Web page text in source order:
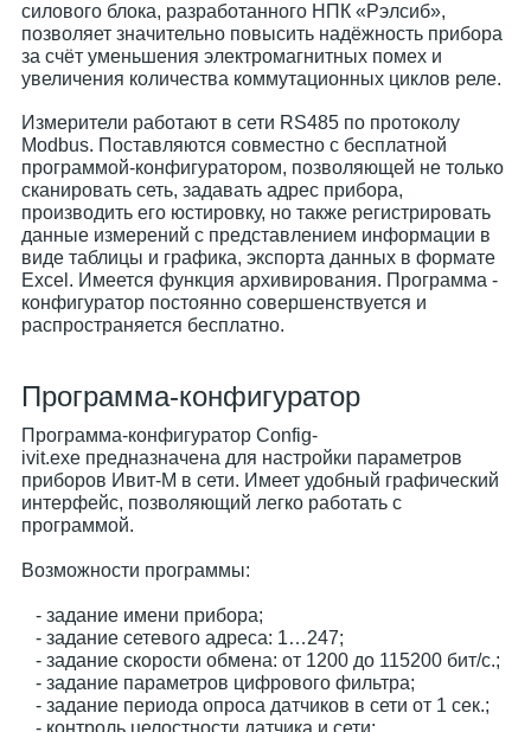
силового блока, разработанного НПК «Рэлсиб»,
позволяет значительно повысить надёжность прибора
за счёт уменьшения электромагнитных помех и
увеличения количества коммутационных циклов реле.
Измерители работают в сети RS485 по протоколу
Modbus. Поставляются совместно с бесплатной
программой-конфигуратором, позволяющей не только
сканировать сеть, задавать адрес прибора,
производить его юстировку, но также регистрировать
данные измерений с представлением информации в
виде таблицы и графика, экспорта данных в формате
Excel. Имеется функция архивирования. Программа -
конфигуратор постоянно совершенствуется и
распространяется бесплатно.
Программа-конфигуратор
Программа-конфигуратор Config-
ivit.exe предназначена для настройки параметров
приборов Ивит-М в сети. Имеет удобный графический
интерфейс, позволяющий легко работать с
программой.
Возможности программы:
- задание имени прибора;
- задание сетевого адреса: 1…247;
- задание скорости обмена: от 1200 до 115200 бит/с.;
- задание параметров цифрового фильтра;
- задание периода опроса датчиков в сети от 1 сек.;
- контроль целостности датчика и сети;